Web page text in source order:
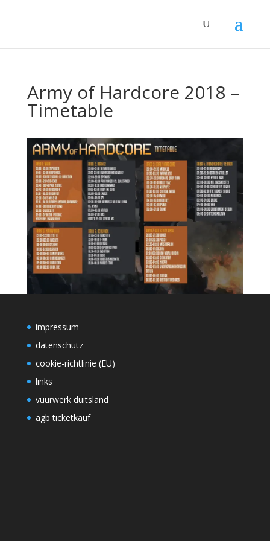
Army of Hardcore 2018 –
Timetable
impressum
datenschutz
cookie-richtlinie (EU)
links
vuurwerk duitsland
agb ticketkauf